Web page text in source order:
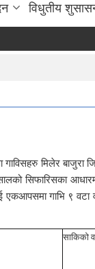
विधुतीय
गाविसहरु मिलेर बाजुरा
सिफारिसका
एकआपसमा गाभि ९
साकिको